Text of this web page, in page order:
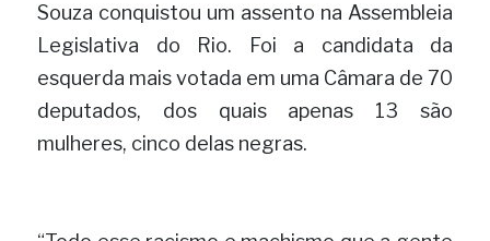
Souza conquistou um assento na Assembleia
Legislativa do Rio. Foi a candidata da
esquerda mais votada em uma Câmara de 70
deputados, dos quais apenas 13 são
mulheres, cinco delas negras.